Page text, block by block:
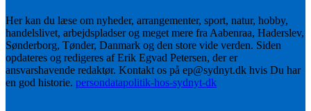
Her kan du læse om nyheder, arrangementer, sport, natur, hobby,
handelslivet, arbejdspladser og meget mere fra Aabenraa, Haderslev,
Sønderborg, Tønder, Danmark og den store vide verden. Siden
opdateres og redigeres af Erik Egvad Petersen, der er
ansvarshavende redaktør. Kontakt os på ep@sydnyt.dk hvis Du har
en god historie. persondatapolitik-hos-sydnyt-dk